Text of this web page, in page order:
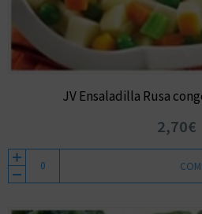
JV Ensaladilla Rusa
2,70€